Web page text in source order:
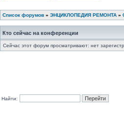
Список форумов » ЭНЦИКЛОПЕДИЯ РЕМОНТА »
Кто сейчас на конференции
Сейчас этот форум просматривают: нет
Найти: